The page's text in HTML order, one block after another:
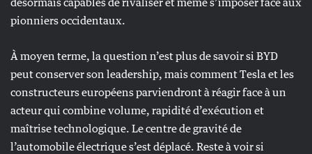
pionniers occidentaux.
À moyen terme, la question n’est plus de savoir si BYD
peut conserver son leadership, mais comment Tesla et les
constructeurs européens parviendront à réagir face à un
acteur qui combine volume, rapidité d’exécution et
maîtrise technologique. Le centre de gravité de
l’automobile électrique s’est déplacé. Reste à voir si